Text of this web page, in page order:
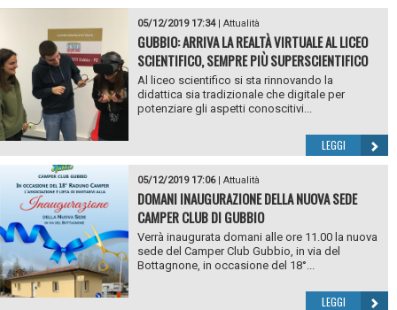
05/12/2019 17:34| Attualità
GUBBIO: ARRIVA LA REALTÀ VIRTUALE AL LICEO
SCIENTIFICO, SEMPRE PIÙ SUPERSCIENTIFICO
Al liceo scientifico si sta rinnovando la
didattica sia tradizionale che digitale per
potenziare gli aspetti conoscitivi...
LEGGI
05/12/2019 17:06| Attualità
DOMANI INAUGURAZIONE DELLA NUOVA SEDE
CAMPER CLUB DI GUBBIO
Verrà inaugurata domani alle ore 11.00 la nuova
sede del Camper Club Gubbio, in via del
Bottagnone, in occasione del 18°...
LEGGI